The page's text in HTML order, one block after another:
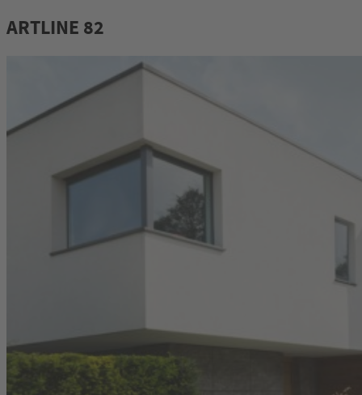
ARTLINE 82